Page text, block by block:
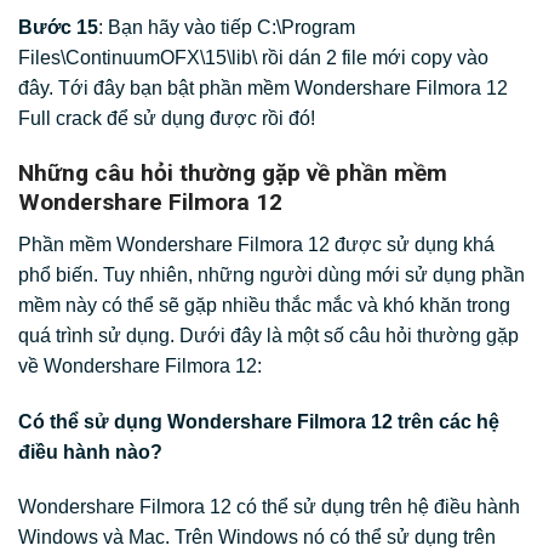
Bước 15: Bạn hãy vào tiếp C:\Program
Files\ContinuumOFX\15\lib\ rồi dán 2 file mới copy vào
đây. Tới đây bạn bật phần mềm Wondershare Filmora 12
Full crack để sử dụng được rồi đó!
Những câu hỏi thường gặp về phần mềm
Wondershare Filmora 12
Phần mềm Wondershare Filmora 12 được sử dụng khá
phổ biến. Tuy nhiên, những người dùng mới sử dụng phần
mềm này có thể sẽ gặp nhiều thắc mắc và khó khăn trong
quá trình sử dụng. Dưới đây là một số câu hỏi thường gặp
về Wondershare Filmora 12:
Có thể sử dụng Wondershare Filmora 12 trên các hệ
điều hành nào?
Wondershare Filmora 12 có thể sử dụng trên hệ điều hành
Windows và Mac. Trên Windows nó có thể sử dụng trên